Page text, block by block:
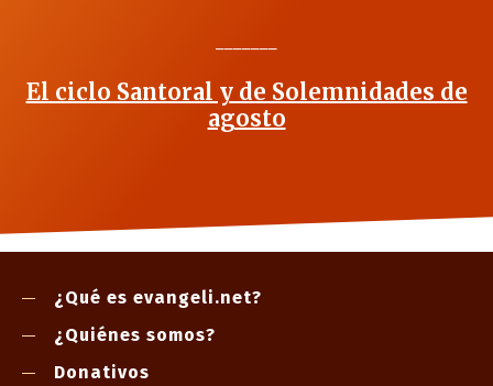
El ciclo Santoral y de Solemnidades de
agosto
¿Qué es evangeli.net?
¿Quiénes somos?
Donativos